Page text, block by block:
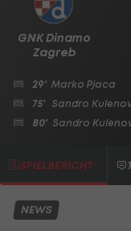
GNK Dinamo
Zagreb
29' Marko Pjaca
75' Sandro
80' Sandro
SPIELBERICHT
NEWS